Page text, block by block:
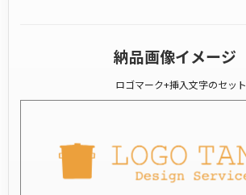
納品画像イメージ
ロゴマーク+挿入文字のセット